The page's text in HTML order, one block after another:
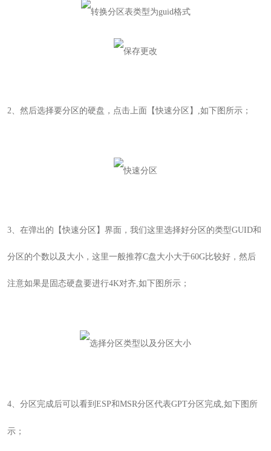
2、然后选择要分区的硬盘，点击上面【快速分区 】 ,如下图所示；
3 、在弹出的【快速分区 】界面，我们这里选择好分区的类型GUID和
分区的个数以及大小，这里一般推荐C盘大小大于60G比较好，然后
注意如果是固态硬盘要进行4K对齐 ,如下图所示；
4 、分区完成后可以看到ESP和MSR分区代表GPT分区完成,如下图所
示；